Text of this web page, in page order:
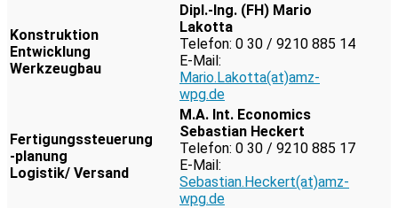
Konstruktion
Entwicklung
Werkzeugbau
Dipl.-Ing. (FH) Mario
Lakotta
Telefon: 0 30 / 9210 885 14
E-Mail:
Mario.Lakotta(at)amz-
wpg.de
Fertigungssteuerung
-planung
Logistik/ Versand
M.A. Int. Economics
Sebastian Heckert
Telefon: 0 30 / 9210 885 17
E-Mail:
Sebastian.Heckert(at)amz-
wpg.de